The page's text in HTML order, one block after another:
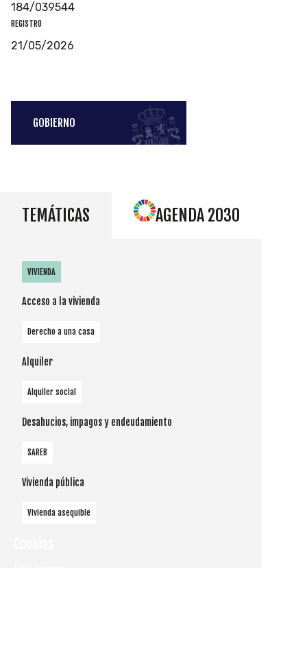
184/039544
REGISTRO
21/05/2026
GOBIERNO
TEMÁTICAS AGENDA 2030
VIVIENDA
Acceso a la vivienda
Derecho a una casa
Alquiler
Alquiler social
Desahucios, impagos y endeudamiento
SAREB
Vivienda pública
Vivienda asequible